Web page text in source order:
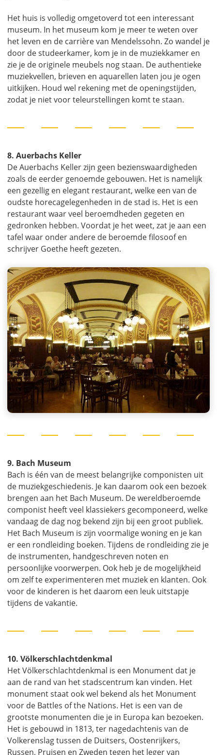
Het huis is volledig omgetoverd tot een interessant
museum. In het museum kom je meer te weten over
het leven en de carrière van Mendelssohn. Zo wandel je
door de studeerkamer, kom je in de muziekkamer en
zie je de originele meubels nog staan. De authentieke
muziekvellen, brieven en aquarellen laten jou je ogen
uitkijken. Houd wel rekening met de openingstijden,
zodat je niet voor teleurstellingen komt te staan.
8. Auerbachs Keller
De Auerbachs Keller zijn geen bezienswaardigheden
zoals de eerder genoemde gebouwen. Het is namelijk
een gezellig en elegant restaurant, welke een van de
oudste horecagelegenheden in de stad is. Het is een
restaurant waar veel beroemdheden gegeten en
gedronken hebben. Voordat je het weet, zat je aan een
tafel waar onder andere de beroemde filosoof en
schrijver Goethe heeft gezeten.
9. Bach Museum
Bach is één van de meest belangrijke componisten uit
de muziekgeschiedenis. Je kan daarom ook een bezoek
brengen aan het Bach Museum. De wereldberoemde
componist heeft veel klassiekers gecomponeerd, welke
vandaag de dag nog bekend zijn bij een groot publiek.
Het Bach Museum is zijn voormalige woning en je kan
er een rondleiding boeken. Tijdens de rondleiding zie je
de instrumenten, handgeschreven noten en
persoonlijke voorwerpen. Ook heb je de mogelijkheid
om zelf te experimenteren met muziek en klanten. Ook
voor de kinderen is het daarom een leuk uitstapje
tijdens de vakantie.
10. Völkerschlachtdenkmal
Het Völkerschlachtdenkmal is een Monument dat je
aan de rand van het stadscentrum kan vinden. Het
monument staat ook wel bekend als het Monument
voor de Battles of the Nations. Het is een van de
grootste monumenten die je in Europa kan bezoeken.
Het is gebouwd in 1813, ter nagedachtenis van de
Volkerenslag tussen de Duitsers, Oostenrijkers,
Russen, Pruisen en Zweden tegen het leger van